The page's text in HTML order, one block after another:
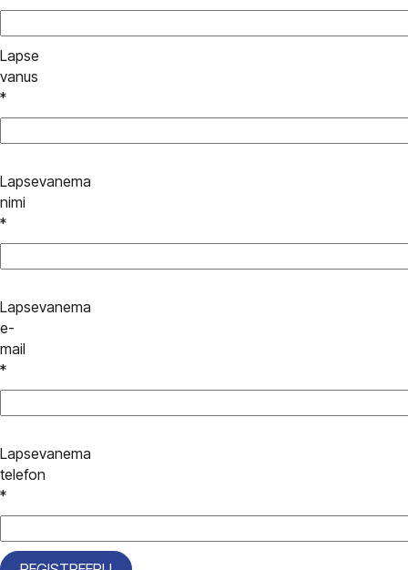
Lapse
vanus
*
Lapsevanema
nimi
*
Lapsevanema
e-
mail
*
Lapsevanema
telefon
*